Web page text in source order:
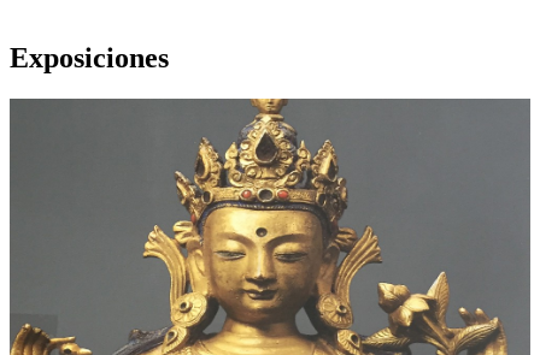
Exposiciones